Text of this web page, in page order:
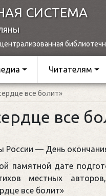
СИСТЕМА
Читателям
все болит»
все
России — День
памятной дате
местных
все болит»